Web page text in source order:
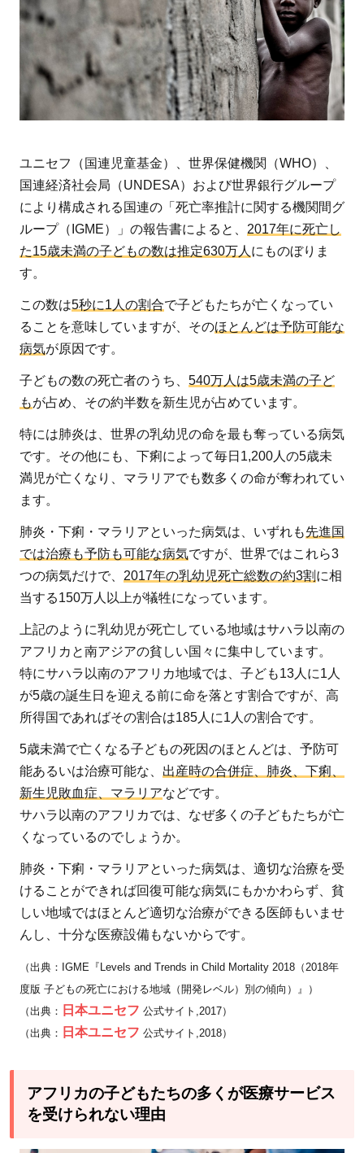
ど
が5
歳
満
亡
く
な
っ
て
し
う
現
状
2
ア
フ
カ
の
子
ど
も
た
ち
多
く
が
医
療
サ
ー
ビ
受
け
ら
れ
な
理
由
3
ア
リ
カ
子
ユニセフ（国連児童基金）、世界保健機関（WHO）、
国連経済社会局（UNDESA）および世界銀行グループ
により構成される国連の「死亡率推計に関する機関間グ
ループ（IGME）」の報告書によると、 2017年に死亡し
た15歳未満の子どもの数は推定630万人 にものぼりま
す。
この数は5秒に1人の割合で子どもたちが亡くなってい
ることを意味していますが、そのほとんどは予防可能な
病気が原因です。
子どもの数の死亡者のうち、 540万人は5歳未満の子ど
もが占め、その約半数を新生児が占めています。
特には肺炎は、世界の乳幼児の命を最も奪っている病気
です。その他にも、下痢によって毎日1,200人の5歳未
満児が亡くなり、マラリアでも数多くの命が奪われてい
ます。
肺炎・下痢・マラリアといった病気は、いずれも先進国
では治療も予防も可能な病気ですが、世界ではこれら3
つの病気だけで、 2017年の乳幼児死亡総数の約3割 に相
当する150万人以上が犠牲になっています。
上記のように乳幼児が死亡している地域はサハラ以南の
アフリカと南アジアの貧しい国々に集中しています。
特にサハラ以南のアフリカ地域では、子ども13人に1人
が5歳の誕生日を迎える前に命を落とす割合ですが、高
所得国であればその割合は185人に1人の割合です。
5歳未満で亡くなる子どもの死因のほとんどは、予防可
能あるいは治療可能な、 出産時の合併症、肺炎、下痢、
新生児敗血症、マラリアなどです。
サハラ以南のアフリカでは、なぜ多くの子どもたちが亡
くなっているのでしょうか。
肺炎・下痢・マラリアといった病気は、適切な治療を受
けることができれば回復可能な病気にもかかわらず、貧
しい地域ではほとんど適切な治療ができる医師もいませ
んし、十分な医療設備もないからです。
（出典：IGME『Levels and Trends in Child Mortality 2018（2018年
度版 子どもの死亡における地域（開発レベル）別の傾向）』）
（出典： 日本ユニセフ 公式サイト,2017）
（出典： 日本ユニセフ 公式サイト,2018）
アフリカの子どもたちの多くが医療サービス
を受けられない理由